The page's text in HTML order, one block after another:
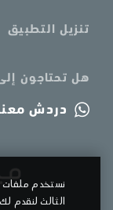
تنزيل التطبيق
هل تحتاجون
دردش
نستخدم ملفات
الثالث لنقدم